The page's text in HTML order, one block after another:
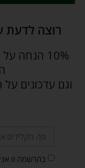
רוצה לדעת
10%
וגם עדכונים
בהרשמה זו